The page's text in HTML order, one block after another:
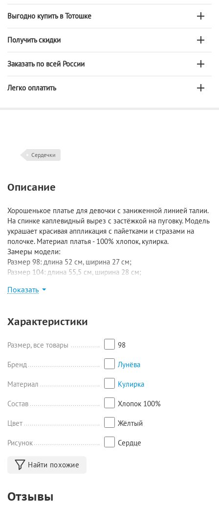
Выгодно купить в Тотошке
Получить скидки
Заказать по всей России
Легко оплатить
Сердечки
Описание
Хорошенькое платье для девочки с заниженной линией талии.
На спинке каплевидный вырез с застёжкой на пуговку. Модель
украшает красивая аппликация с пайетками и стразами на
полочке. Материал платья - 100% хлопок, кулирка.
Замеры модели:
Размер 98: длина 52 см, ширина 27 см;
Размер 104: длина 55,5 см, ширина 28 см;
Размер 116: длина 59 см, ширина 30,5 см;
Размер 134: длина 72,5 см, ширина 34 см.
Показать
Характеристики
Размер, все товары 98
Бренд Лунёва
Материал Кулирка
Состав Хлопок 100%
Цвет Жёлтый
Рисунок Сердце
Найти похожие
Отзывы